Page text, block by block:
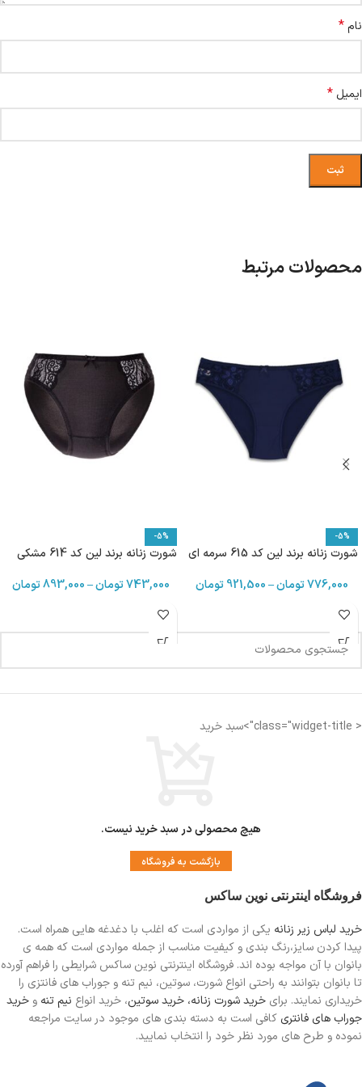
نام*
ایمیل *
محصولات مرتبط
-5%
شورت زنانه برند لین کد 615 سرمه ای
776,000تومان–
921,500 تومان
-5%
شورت زنانه برند لین کد 614 مشکی
743,000تومان–
893,000تومان
< class="widget-title">سبد خرید
هیچ محصولی در سبد خرید نیست.
بازگشت به فروشگاه
فروشگاه اینترنتی نوین ساکس
خرید لباس زیر زنانه یکی از مواردی است که اغلب با دغدغه هایی همراه است.
پیدا کردن سایز،رنگ بندی و کیفیت مناسب از جمله مواردی است که همه ی
بانوان با آن مواجه بوده اند. فروشگاه اینترنتی نوین ساکس شرایطی را فراهم آورده
تا بانوان بتوانند به راحتی انواع شورت، سوتین، نیم تنه و جوراب های فانتزی را
خریداری نمایند. برای خرید شورت زنانه، خرید سوتین، خرید انواع نیم تنه و خرید
جوراب های فانتری کافی است به دسته بندی های موجود در سایت مراجعه
نموده و طرح های مورد نظر خود را انتخاب نمایید.